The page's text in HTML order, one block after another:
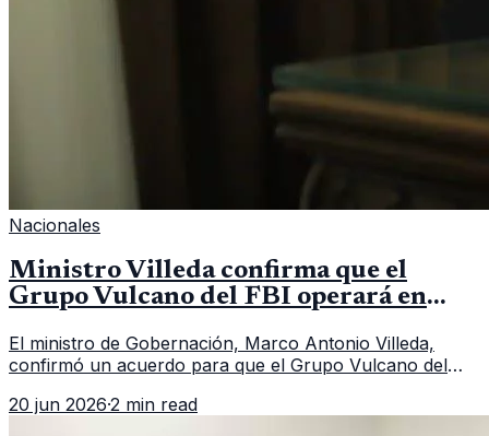
Nacionales
Ministro Villeda confirma que el
Grupo Vulcano del FBI operará en
El ministro de Gobernación, Marco Antonio Villeda,
confirmó un acuerdo para que el Grupo Vulcano del
fallido con la administración anterior del Ministerio
20 jun 2026·2 min read